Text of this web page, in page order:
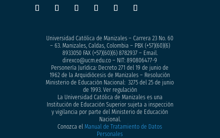
Universidad Católica de Manizales – Carrera 23 No. 60
– 63. Manizales, Caldas, Colombia – PBX (+57)(60)(6)
8933050FAX (+57)(60)(6) 8782937 – Email.
direxco@ucm.edu.co – NIT: 890806477-9
Personería Jurídica: Decreto 271 del 19 de junio de
1962 de la Arquidiócesis de Manizales – Resolución
Ministerio de Educación Nacional: 3275 del 25 de junio
de 1993. Ver regulación
La Universidad Católica de Manizales es una
Institución de Educación Superior sujeta a inspección
y vigilancia por parte del Ministerio de Educación
Nacional.
Conozca elManual de Tratamiento de Datos
Personales